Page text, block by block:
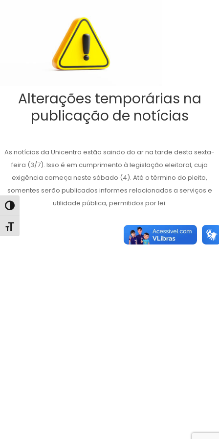
Alternar alto contraste
Alternar tamanho da fonte
Alterações temporárias na
publicação de notícias
As notícias da Unicentro estão saindo do ar na tarde desta sexta-
feira (3/7). Isso é em cumprimento à legislação eleitoral, cuja
exigência começa neste sábado (4). Até o término do pleito,
somentes serão publicados informes relacionados a serviços e
utilidade pública, permitidos por lei.